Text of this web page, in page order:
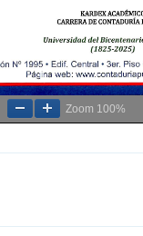
Zoom 100%